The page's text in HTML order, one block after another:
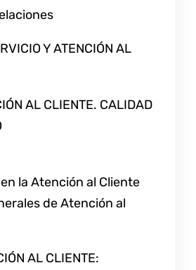
Y ATENCIÓN AL
AL CLIENTE. CALIDAD
la Atención al Cliente
de Atención al
AL CLIENTE: